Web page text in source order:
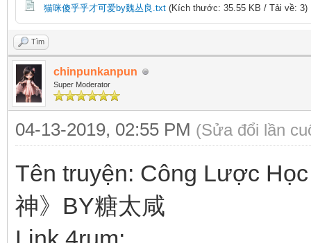
猫咪傻乎乎才可爱by魏丛良.txt (Kích thước: 35.55 KB / Tải về: 3)
Tìm
chinpunkanpun
Super Moderator
04-13-2019, 02:55 PM (Sửa đổi lần
Tên truyện: Công Lược
神》BY糖太咸